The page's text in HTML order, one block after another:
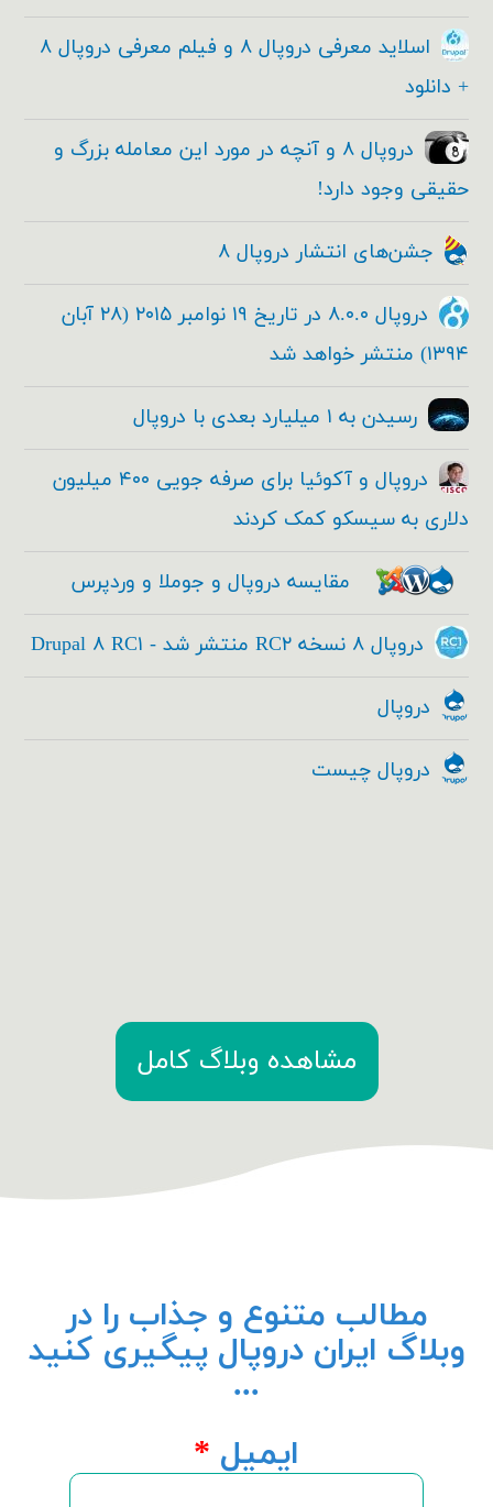
اسلاید معرفی دروپال ۸ و فیلم معرفی دروپال ۸
+ دانلود
دروپال ۸ و آنچه در مورد این معامله بزرگ و
حقیقی وجود دارد!
جشن‌های انتشار دروپال ۸
دروپال ۸.۰.۰ در تاریخ ۱۹ نوامبر ۲۰۱۵ (۲۸ آبان
۱۳۹۴) منتشر خواهد شد
رسیدن به ۱ میلیارد بعدی با دروپال
دروپال و آکوئیا برای صرفه جویی ۴۰۰ میلیون
دلاری به سیسکو کمک کردند
مقایسه دروپال و جوملا و وردپرس
دروپال ۸ نسخه RC۲ منتشر شد - Drupal ۸ RC۱
دروپال
دروپال چیست
مشاهده وبلاگ کامل
مطالب متنوع و جذاب را در
وبلاگ ایران دروپال پیگیری کنید
...
ایمیل *